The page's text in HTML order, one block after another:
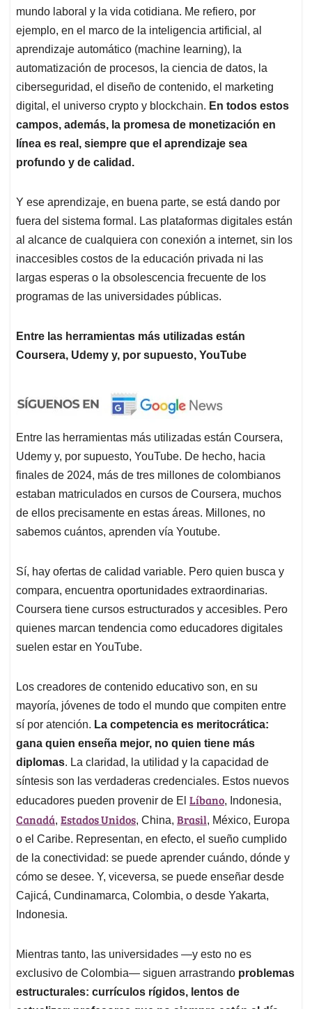
mundo laboral y la vida cotidiana. Me refiero, por
ejemplo, en el marco de la inteligencia artificial, al
aprendizaje automático (machine learning), la
automatización de procesos, la ciencia de datos, la
ciberseguridad, el diseño de contenido, el marketing
digital, el universo crypto y blockchain. En todos estos
campos, además, la promesa de monetización en
línea es real, siempre que el aprendizaje sea
profundo y de calidad.
Y ese aprendizaje, en buena parte, se está dando por
fuera del sistema formal. Las plataformas digitales están
al alcance de cualquiera con conexión a internet, sin los
inaccesibles costos de la educación privada ni las
largas esperas o la obsolescencia frecuente de los
programas de las universidades públicas.
Entre las herramientas más utilizadas están
Coursera, Udemy y, por supuesto, YouTube
Entre las herramientas más utilizadas están Coursera,
Udemy y, por supuesto, YouTube. De hecho, hacia
finales de 2024, más de tres millones de colombianos
estaban matriculados en cursos de Coursera, muchos
de ellos precisamente en estas áreas. Millones, no
sabemos cuántos, aprenden vía Youtube.
Sí, hay ofertas de calidad variable. Pero quien busca y
compara, encuentra oportunidades extraordinarias.
Coursera tiene cursos estructurados y accesibles. Pero
quienes marcan tendencia como educadores digitales
suelen estar en YouTube.
Los creadores de contenido educativo son, en su
mayoría, jóvenes de todo el mundo que compiten entre
sí por atención. La competencia es meritocrática:
gana quien enseña mejor, no quien tiene más
diplomas. La claridad, la utilidad y la capacidad de
síntesis son las verdaderas credenciales. Estos nuevos
educadores pueden provenir de El Líbano, Indonesia,
Canadá, Estados Unidos, China, Brasil, México, Europa
o el Caribe. Representan, en efecto, el sueño cumplido
de la conectividad: se puede aprender cuándo, dónde y
cómo se desee. Y, viceversa, se puede enseñar desde
Cajicá, Cundinamarca, Colombia, o desde Yakarta,
Indonesia.
Mientras tanto, las universidades —y esto no es
exclusivo de Colombia— siguen arrastrando problemas
estructurales: currículos rígidos, lentos de